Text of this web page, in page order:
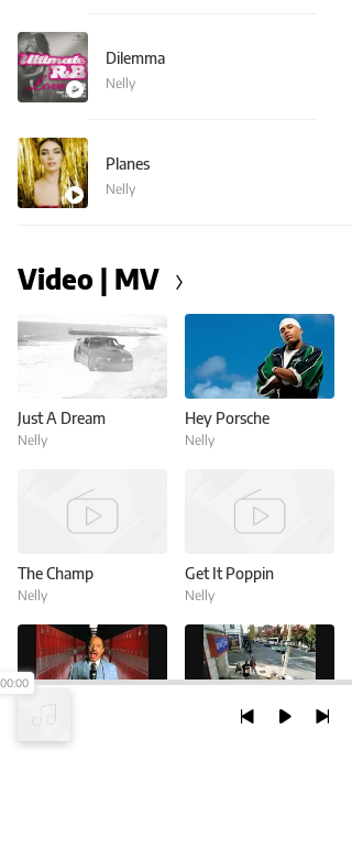
Dilemma
Nelly
Planes
Nelly
Video | MV
Just A Dream
Nelly
Hey Porsche
Nelly
The Champ
Nelly
Get It Poppin
Nelly
Air Force Ones (Edited Version)
00:00